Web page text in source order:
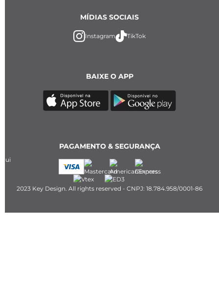
BAIXE O APP
MÍDIAS SOCIAIS
Instagram TikTok
PAGAMENTO & SEGURANÇA
2023 Key Design. All rights reserved - CNPJ: 18.784.958/0001-86